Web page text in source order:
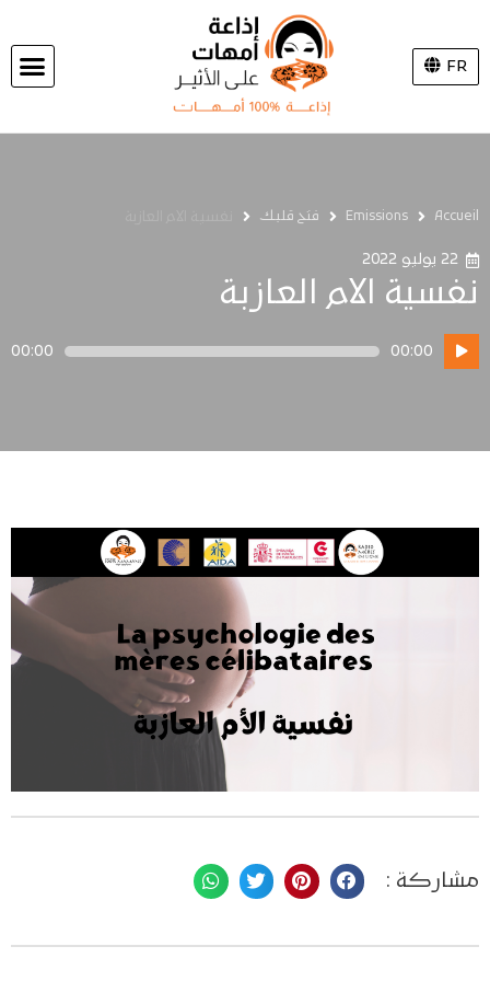
FR
Accueil
Emissions فتح قلبك
22 يوليو 2022
نفسية الام العازبة
مشغل
الصوت
00:00
00:00
مشاركة :